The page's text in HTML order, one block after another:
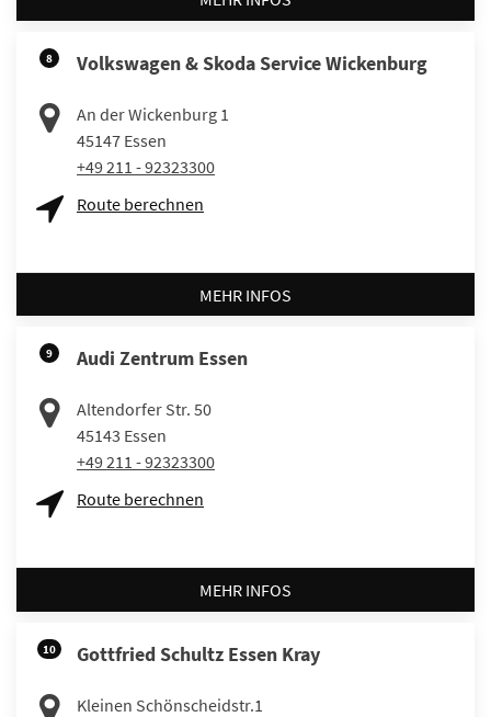
8 Volkswagen & Skoda Service Wickenburg
An der Wickenburg 1
45147 Essen
+49 211 - 92323300
Route berechnen
MEHR INFOS
9 Audi Zentrum Essen
Altendorfer Str. 50
45143 Essen
+49 211 - 92323300
Route berechnen
MEHR INFOS
10 Gottfried Schultz Essen Kray
Kleinen Schönscheidstr.1